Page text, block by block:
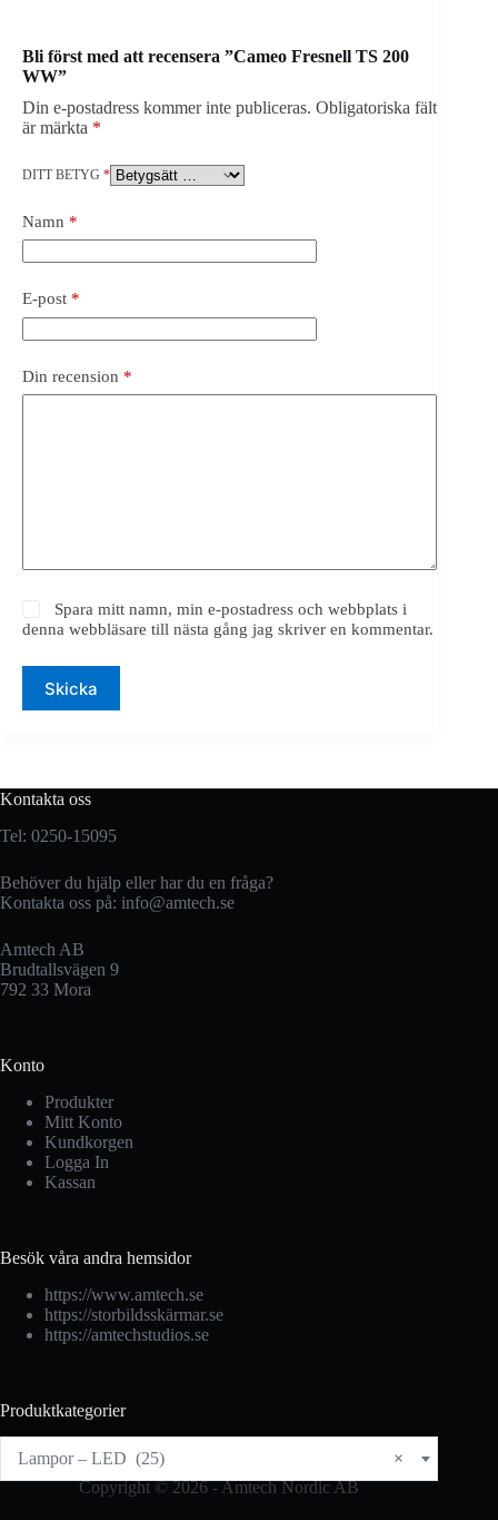
Bli först med att recensera ”Cameo Fresnell TS 200
WW”
Din e-postadress kommer inte publiceras. Obligatoriska fält
är märkta *
DITT BETYG *
Namn *
E-post *
Din recension *
Spara mitt namn, min e-postadress och webbplats i
denna webbläsare till nästa gång jag skriver en kommentar.
Skicka
Kontakta oss
Tel: 0250-15095
Behöver du hjälp eller har du en fråga?
Kontakta oss på: info@amtech.se
Amtech AB
Brudtallsvägen 9
792 33 Mora
Konto
Produkter
Mitt Konto
Kundkorgen
Logga In
Kassan
Besök våra andra hemsidor
https://www.amtech.se
https://storbildsskärmar.se
https://amtechstudios.se
Produktkategorier
×
Lampor – LED (25)
Copyright © 2026 - Amtech Nordic AB